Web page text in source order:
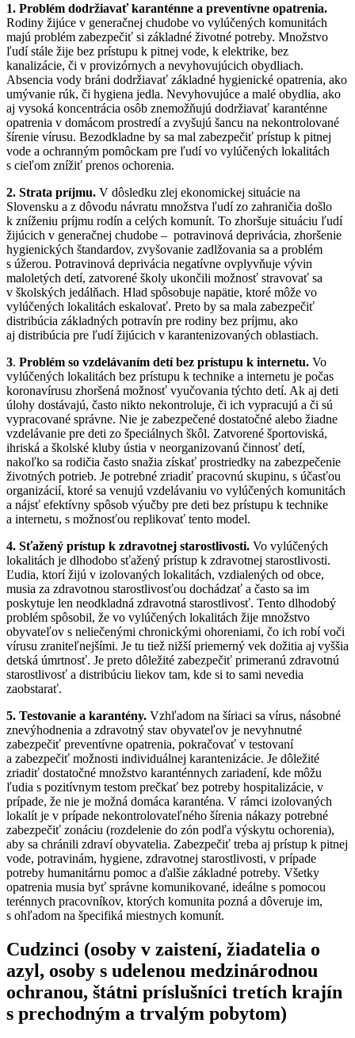
1. Problém dodržiavať karanténne a preventívne opatrenia.
Rodiny žijúce v generačnej chudobe vo vylúčených komunitách
majú problém zabezpečiť si základné životné potreby. Množstvo
ľudí stále žije bez prístupu k pitnej vode, k elektrike, bez
kanalizácie, či v provizórnych a nevyhovujúcich obydliach.
Absencia vody bráni dodržiavať základné hygienické opatrenia, ako
umývanie rúk, či hygiena jedla. Nevyhovujúce a malé obydlia, ako
aj vysoká koncentrácia osôb znemožňujú dodržiavať karanténne
opatrenia v domácom prostredí a zvyšujú šancu na nekontrolované
šírenie vírusu. Bezodkladne by sa mal zabezpečiť prístup k pitnej
vode a ochranným pomôckam pre ľudí vo vylúčených lokalitách
s cieľom znížiť prenos ochorenia.
2. Strata príjmu. V dôsledku zlej ekonomickej situácie na
Slovensku a z dôvodu návratu množstva ľudí zo zahraničia došlo
k zníženiu príjmu rodín a celých komunít. To zhoršuje situáciu ľudí
žijúcich v generačnej chudobe – potravinová deprivácia, zhoršenie
hygienických štandardov, zvyšovanie zadlžovania sa a problém
s úžerou. Potravinová deprivácia negatívne ovplyvňuje vývin
maloletých detí, zatvorené školy ukončili možnosť stravovať sa
v školských jedálňach. Hlad spôsobuje napätie, ktoré môže vo
vylúčených lokalitách eskalovať. Preto by sa mala zabezpečiť
distribúcia základných potravín pre rodiny bez príjmu, ako
aj distribúcia pre ľudí žijúcich v karantenizovaných oblastiach.
3. Problém so vzdelávaním detí bez prístupu k internetu. Vo
vylúčených lokalitách bez prístupu k technike a internetu je počas
koronavírusu zhoršená možnosť vyučovania týchto detí. Ak aj deti
úlohy dostávajú, často nikto nekontroluje, či ich vypracujú a či sú
vypracované správne. Nie je zabezpečené dostatočné alebo žiadne
vzdelávanie pre deti zo špeciálnych škôl. Zatvorené športoviská,
ihriská a školské kluby ústia v neorganizovanú činnosť detí,
nakoľko sa rodičia často snažia získať prostriedky na zabezpečenie
životných potrieb. Je potrebné zriadiť pracovnú skupinu, s účasťou
organizácií, ktoré sa venujú vzdelávaniu vo vylúčených komunitách
a nájsť efektívny spôsob výučby pre deti bez prístupu k technike
a internetu, s možnosťou replikovať tento model.
4. Sťažený prístup k zdravotnej starostlivosti. Vo vylúčených
lokalitách je dlhodobo sťažený prístup k zdravotnej starostlivosti.
Ľudia, ktorí žijú v izolovaných lokalitách, vzdialených od obce,
musia za zdravotnou starostlivosťou dochádzať a často sa im
poskytuje len neodkladná zdravotná starostlivosť. Tento dlhodobý
problém spôsobil, že vo vylúčených lokalitách žije množstvo
obyvateľov s neliečenými chronickými ohoreniami, čo ich robí voči
vírusu zraniteľnejšími. Je tu tiež nižší priemerný vek dožitia aj vyššia
detská úmrtnosť. Je preto dôležité zabezpečiť primeranú zdravotnú
starostlivosť a distribúciu liekov tam, kde si to sami nevedia
zaobstarať.
5. Testovanie a karantény. Vzhľadom na šíriaci sa vírus, násobné
znevýhodnenia a zdravotný stav obyvateľov je nevyhnutné
zabezpečiť preventívne opatrenia, pokračovať v testovaní
a zabezpečiť možnosti individuálnej karantenizácie. Je dôležité
zriadiť dostatočné množstvo karanténnych zariadení, kde môžu
ľudia s pozitívnym testom prečkať bez potreby hospitalizácie, v
prípade, že nie je možná domáca karanténa. V rámci izolovaných
lokalít je v prípade nekontrolovateľného šírenia nákazy potrebné
zabezpečiť zonáciu (rozdelenie do zón podľa výskytu ochorenia),
aby sa chránili zdraví obyvatelia. Zabezpečiť treba aj prístup k pitnej
vode, potravinám, hygiene, zdravotnej starostlivosti, v prípade
potreby humanitárnu pomoc a ďalšie základné potreby. Všetky
opatrenia musia byť správne komunikované, ideálne s pomocou
terénnych pracovníkov, ktorých komunita pozná a dôveruje im,
s ohľadom na špecifiká miestnych komunít.
Cudzinci (osoby v zaistení, žiadatelia o
azyl, osoby s udelenou medzinárodnou
ochranou, štátni príslušníci tretích krajín
s prechodným a trvalým pobytom)